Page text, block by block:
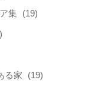
集 (19)
る家 (19)